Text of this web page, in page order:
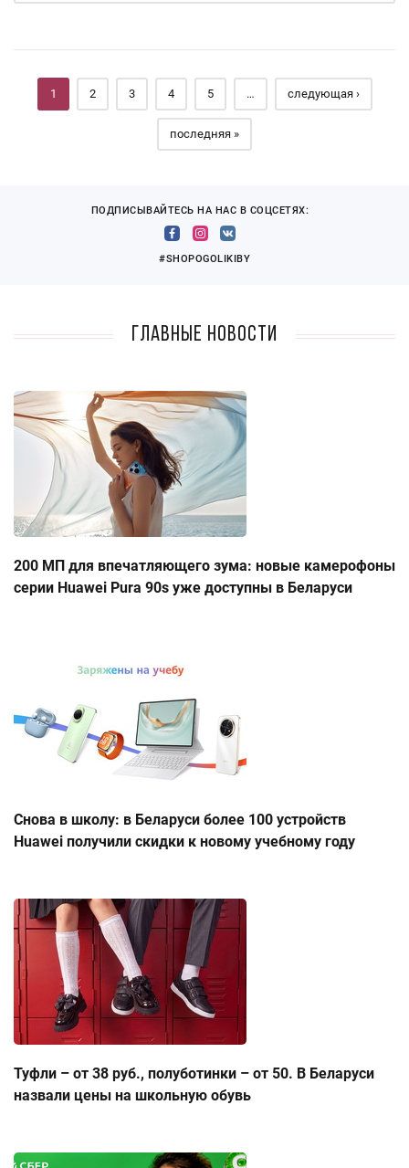
Страницы
1 2 3 4 5 … следующая ›
последняя »
ПОДПИСЫВАЙТЕСЬ НА НАС В СОЦСЕТЯХ:
#SHOPOGOLIKIBY
Главные новости
200 МП для впечатляющего зума: новые камерофоны
серии Huawei Pura 90s уже доступны в Беларуси
Снова в школу: в Беларуси более 100 устройств
Huawei получили скидки к новому учебному году
Туфли – от 38 руб., полуботинки – от 50. В Беларуси
назвали цены на школьную обувь